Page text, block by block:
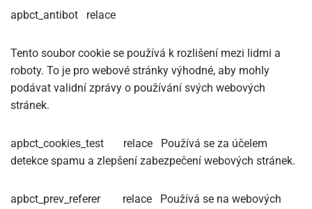
apbct_antibot relace
Tento soubor cookie se používá k rozlišení mezi lidmi a
roboty. To je pro webové stránky výhodné, aby mohly
podávat validní zprávy o používání svých webových
stránek.
apbct_cookies_test relace
Používá se za účelem
detekce spamu a zlepšení zabezpečení webových stránek.
apbct_prev_referer relace
Používá se na webových